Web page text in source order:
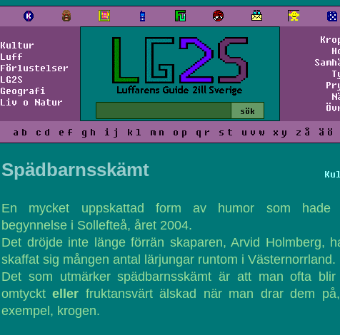
Kultur
Luff
Förlustelser
LG2S
Geografi
Liv o Natur
a b c d e f g h i j k l m n o p q r s t u v w x y z å ä ö
Spädbarnsskämt
En mycket uppskattad form av humor som hade
begynnelse i Sollefteå, året 2004.
Det dröjde inte länge förrän skaparen, Arvid Holmberg,
skaffat sig mången antal lärjungar runtom i Västernorrland.
Det som utmärker spädbarnsskämt är att man ofta
omtyckteller fruktansvärt älskad när man drar dem
exempel, krogen.